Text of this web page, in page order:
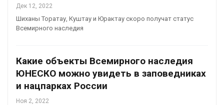
Дек 12, 2022
Шиханы Торатау, Куштау и Юрактау скоро получат статус
Всемирного наследия
Какие объекты Всемирного наследия
ЮНЕСКО можно увидеть в заповедниках
и нацпарках России
Ноя 2, 2022